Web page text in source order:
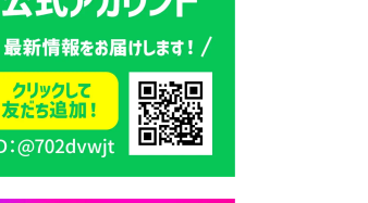
2026年7月29日 豊前市指定ご
み袋販売のお知らせ
2026年7月28日 豊前カラス天
狗みなと祭り（花火大会）開
催決定！